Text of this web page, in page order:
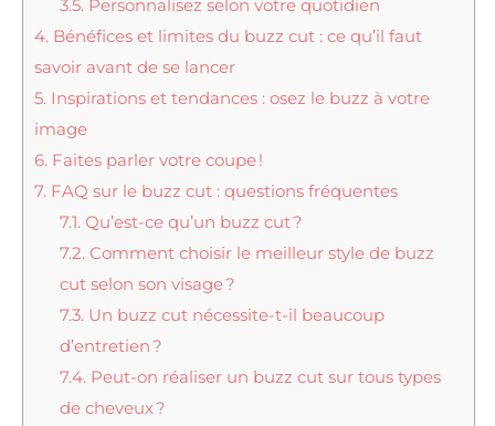
3.5. Personnalisez selon votre quotidien
4. Bénéfices et limites du buzz cut : ce qu’il faut
savoir avant de se lancer
5. Inspirations et tendances : osez le buzz à votre
image
6. Faites parler votre coupe !
7. FAQ sur le buzz cut : questions fréquentes
7.1. Qu’est-ce qu’un buzz cut ?
7.2. Comment choisir le meilleur style de buzz
cut selon son visage ?
7.3. Un buzz cut nécessite-t-il beaucoup
d’entretien ?
7.4. Peut-on réaliser un buzz cut sur tous types
de cheveux ?